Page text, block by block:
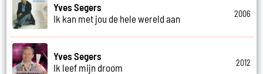
Yves Segers
Ik kan met jou de hele wereld aan
2006
Yves Segers
Ik leef mijn droom
2012